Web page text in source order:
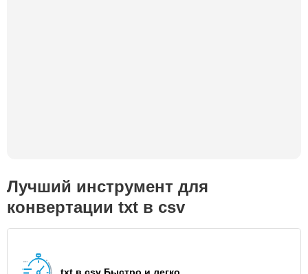
Лучший инструмент для
конвертации txt в csv